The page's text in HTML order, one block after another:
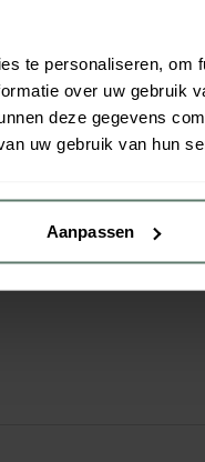
te personaliseren, om
over uw gebruik
deze gegevens
uw gebruik van hun
Aanpassen